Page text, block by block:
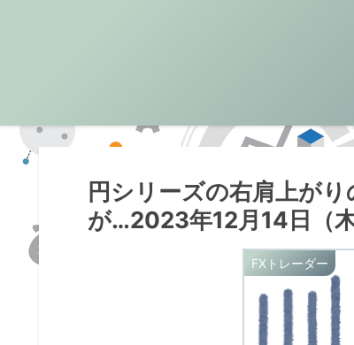
円シリーズの右肩上が
が…2023年12月14日（木
FXトレーダー